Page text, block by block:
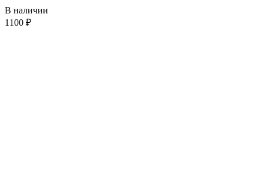
В наличии
1100 ₽